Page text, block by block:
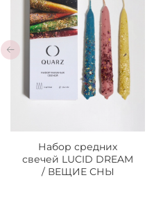
Набор средних
свечей LUCID DREAM
/ ВЕЩИЕ СНЫ